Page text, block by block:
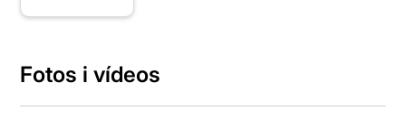
Fotos i vídeos